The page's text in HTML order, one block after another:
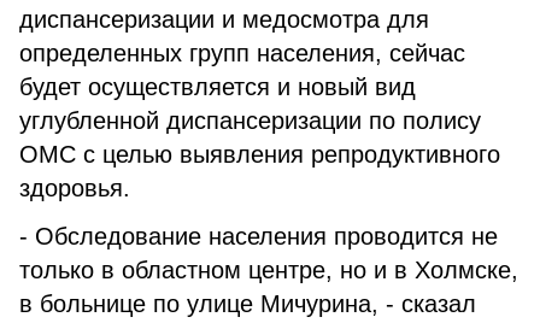
диспансеризации и медосмотра для
определенных групп населения, сейчас
будет осуществляется и новый вид
углубленной диспансеризации по полису
ОМС с целью выявления репродуктивного
здоровья.
- Обследование населения проводится не
только в областном центре, но и в Холмске,
в больнице по улице Мичурина, - сказал